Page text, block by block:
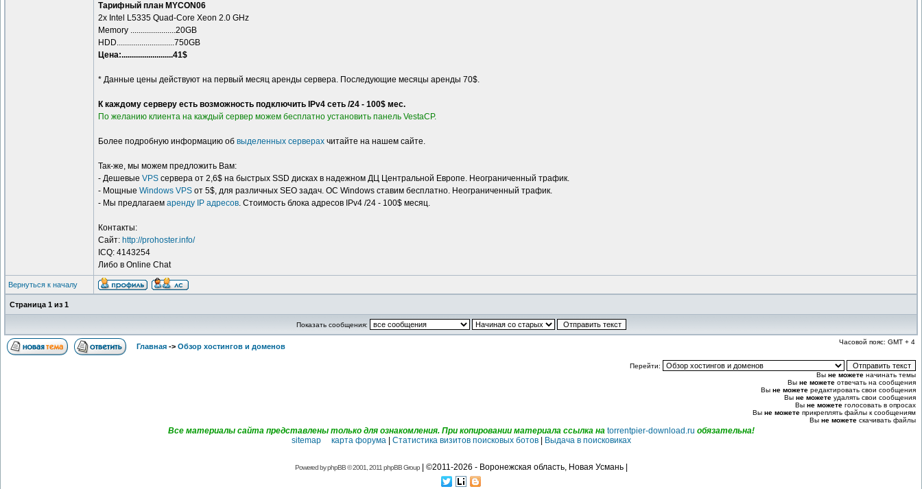
Тарифный план MYCON06
2x Intel L5335 Quad-Core Xeon 2.0 GHz
Memory ......................20GB
HDD............................750GB
Цена:.........................41$
* Данные цены действуют на первый месяц аренды сервера. Последующие месяцы аренды 70$.
К каждому серверу есть возможность подключить IPv4 сеть /24 - 100$ мес.
По желанию клиента на каждый сервер можем бесплатно установить панель VestaCP.
Более подробную информацию об выделенных серверах читайте на нашем сайте.
Так-же, мы можем предложить Вам:
- Дешевые VPS сервера от 2,6$ на быстрых SSD дисках в надежном ДЦ Центральной Европе. Неограниченный трафик.
- Мощные Windows VPS от 5$, для различных SEO задач. ОС Windows ставим бесплатно. Неограниченный трафик.
- Мы предлагаем аренду IP адресов. Стоимость блока адресов IPv4 /24 - 100$ месяц.
Контакты:
Сайт: http://prohoster.info/
ICQ: 4143254
Либо в Online Chat
Вернуться к началу
Страница 1 из 1
Показать сообщения:
Главная -> Обзор хостингов и доменов
Часовой пояс: GMT + 4
Перейти:
Вы не можете начинать темы
Вы не можете отвечать на сообщения
Вы не можете редактировать свои сообщения
Вы не можете удалять свои сообщения
Вы не можете голосовать в опросах
Вы не можете прикреплять файлы к сообщениям
Вы не можете скачивать файлы
Все материалы сайта представлены только для ознакомления. При копировании материала ссылка на torrentpier-download.ru обязательна!
sitemap карта форума| Статистика визитов поисковых ботов| Выдача в поисковиках
Powered byphpBB© 2001, 2011 phpBB Group| ©2011-2026 - Воронежская область, Новая Усмань |